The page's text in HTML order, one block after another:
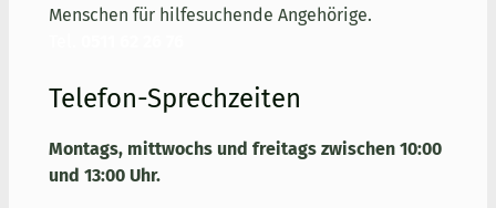
Menschen für hilfesuchende Angehörige.
Telefon-Sprechzeiten
Montags, mittwochs und freitags zwischen 10:00
und 13:00 Uhr.